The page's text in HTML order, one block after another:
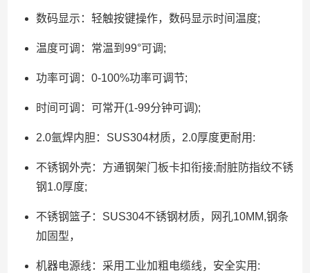
数码显示：轻触按键操作，数码显示时间温度;
温度可调：常温到99°可调;
功率可调：0-100%功率可调节;
时间可调：可常开(1-99分钟可调);
2.0氩焊内胆：SUS304材质，2.0厚度更耐用:
不锈钢外壳：方通钢架门板卡扣衔接;耐脏防指纹不锈
钢1.0厚度;
不锈钢篮子：SUS304不锈钢材质，网孔10MM,钢条
加固型，
机器电源线：采用工业加粗电缆线，安全实用: